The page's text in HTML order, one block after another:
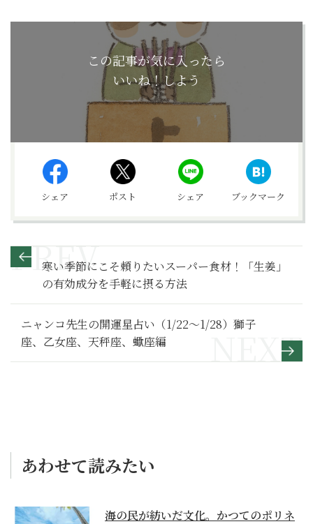
この記事が気に入ったら
いいね！しよう
シェア ポスト シェア ブックマーク
寒い季節にこそ頼りたいスーパー食材！「生姜」
の有効成分を手軽に摂る方法
ニャンコ先生の開運星占い（1/22～1/28）獅子
座、乙女座、天秤座、蠍座編
あわせて読みたい
海の民が紡いだ文化。かつてのポリネ